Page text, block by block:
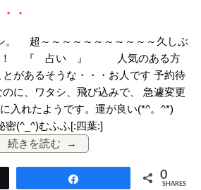
・
～～～～～～～～～～～久しぶ
た！ 『 占い 』 人気のある方
があるそうな・・・お人です 予約待
に、ワタシ、飛び込みで、 急遽変更
入れたようです。運が良い(*^。^*)
秘密(^_^)むふふ[:四葉:]
続きを読む
0
SHARES